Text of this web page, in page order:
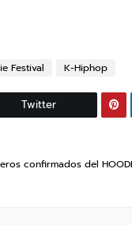
Festival K-Hiphop
Twitter
confirmados del